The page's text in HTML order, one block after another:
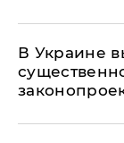
В Украине